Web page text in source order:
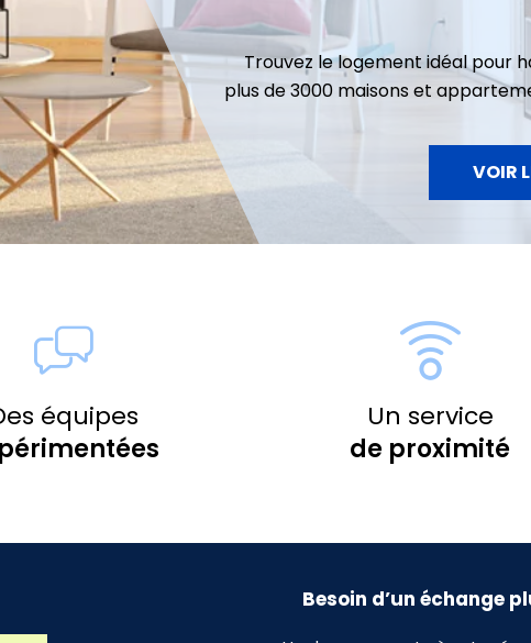
Trouvez le logement idéal pour
plus de 3000 maisons et
VOIR
équipes
Un service
de proximité
Besoin d’un échange